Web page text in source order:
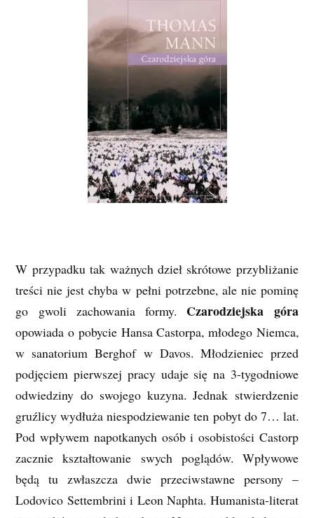
W przypadku tak ważnych dzieł skrótowe przybliżanie
treści nie jest chyba w pełni potrzebne, ale nie pominę
go gwoli zachowania formy. Czarodziejska góra
opowiada o pobycie Hansa Castorpa, młodego Niemca,
w sanatorium Berghof w Davos. Młodzieniec przed
podjęciem pierwszej pracy udaje się na 3-tygodniowe
odwiedziny do swojego kuzyna. Jednak stwierdzenie
gruźlicy wydłuża niespodziewanie ten pobyt do 7… lat.
Pod wpływem napotkanych osób i osobistości Castorp
zacznie kształtowanie swych poglądów. Wpływowe
będą tu zwłaszcza dwie przeciwstawne persony –
Lodovico Settembrini i Leon Naphta. Humanista-literat